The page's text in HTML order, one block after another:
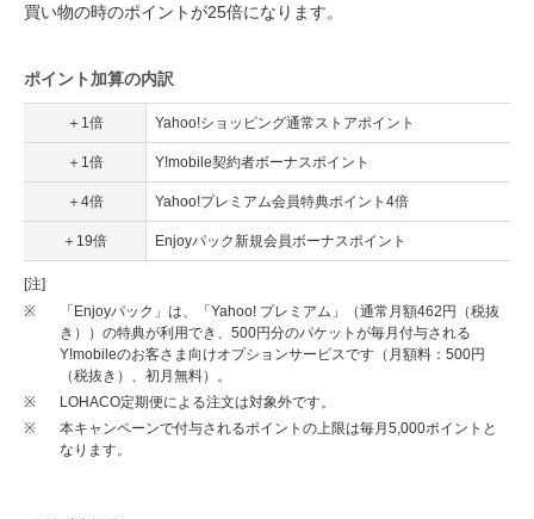
買い物の時のポイントが25倍になります。
ポイント加算の内訳
＋1倍 Yahoo!ショッピング通常ストアポイント
＋1倍 Y!mobile契約者ボーナスポイント
＋4倍 Yahoo!プレミアム会員特典ポイント4倍
＋19倍 Enjoyパック新規会員ボーナスポイント
[注]
※
「Enjoyパック」は、「Yahoo! プレミアム」（通常月額462円（税抜
き））の特典が利用でき、500円分のパケットが毎月付与される
Y!mobileのお客さま向けオプションサービスです（月額料：500円
（税抜き）、初月無料）。
※
LOHACO定期便による注文は対象外です。
※
本キャンペーンで付与されるポイントの上限は毎月5,000ポイントと
なります。